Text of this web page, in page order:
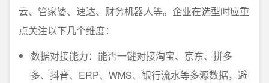
云、管家婆、速达、财务机器人等。企业在选型时应重
点关注以下几个维度：
数据对接能力：能否一键对接淘宝、京东、拼多
多、抖音、ERP、WMS、银行流水等多源数据，避